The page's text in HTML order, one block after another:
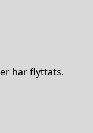
har flyttats.